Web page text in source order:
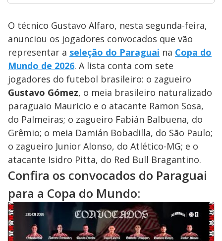
O técnico Gustavo Alfaro, nesta segunda-feira,
anunciou os jogadores convocados que vão
representar a seleção do Paraguai na Copa do
Mundo de 2026. A lista conta com sete
jogadores do futebol brasileiro: o zagueiro
Gustavo Gómez, o meia brasileiro naturalizado
paraguaio Mauricio e o atacante Ramon Sosa,
do Palmeiras; o zagueiro Fabián Balbuena, do
Grêmio; o meia Damián Bobadilla, do São Paulo;
o zagueiro Junior Alonso, do Atlético-MG; e o
atacante Isidro Pitta, do Red Bull Bragantino.
Confira os convocados do Paraguai
para a Copa do Mundo: